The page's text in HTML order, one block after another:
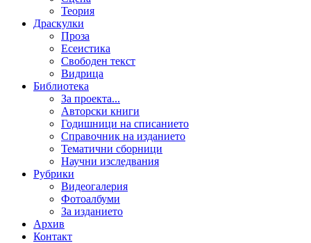
Теория
Драскулки
Проза
Есеистика
Свободен текст
Видрица
Библиотека
За проекта...
Авторски книги
Годишници на списанието
Справочник на изданието
Тематични сборници
Научни изследвания
Рубрики
Видеогалерия
Фотоалбуми
За изданието
Архив
Контакт